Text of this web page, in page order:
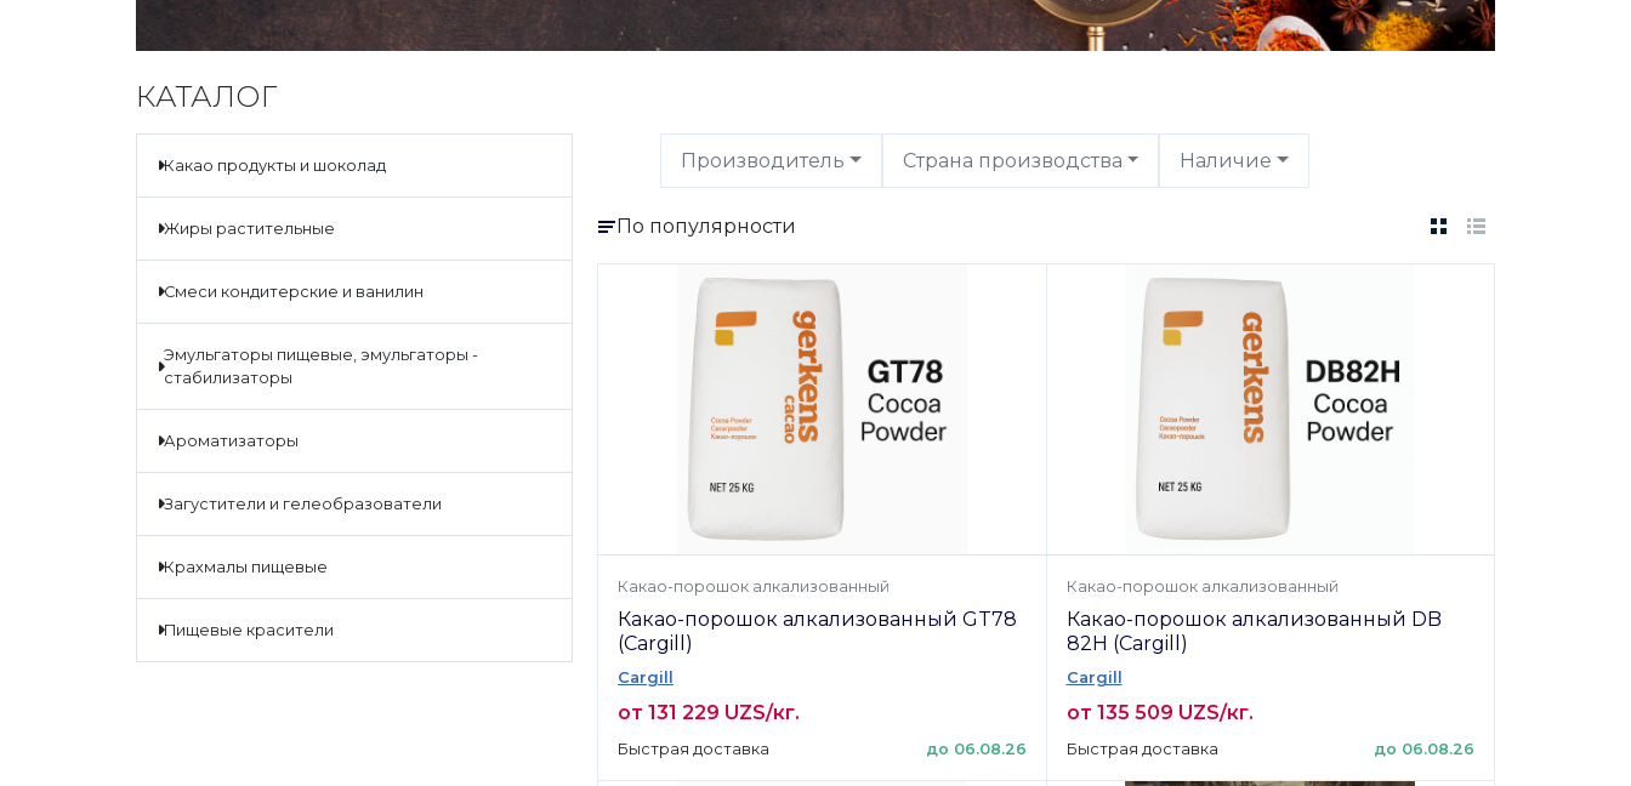
КАТАЛОГ
какао продукты и шоколад
жиры растительные
смеси кондитерские и ванилин
эмульгаторы пищевые, эмульгаторы -
стабилизаторы
ароматизаторы
загустители и гелеобразователи
крахмалы пищевые
пищевые красители
Производитель Страна производства Наличие
По популярности
Какао-порошок алкализованный
Какао-порошок алкализованный GT78
(Cargill)
Cargill
от 131 229 UZS/кг.
Быстрая доставка до 06.08.26
Какао-порошок алкализованный
Какао-порошок алкализованный DB
82H (Cargill)
Cargill
от 135 509 UZS/кг.
Быстрая доставка до 06.08.26